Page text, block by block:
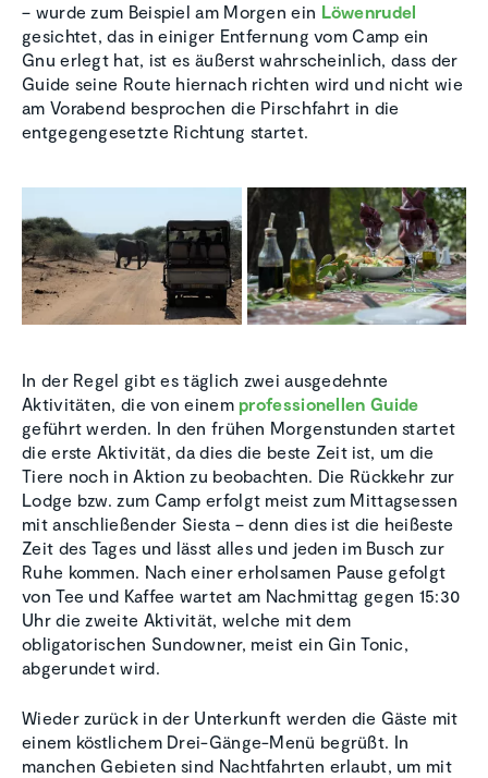
– wurde zum Beispiel am Morgen ein Löwenrudel
gesichtet, das in einiger Entfernung vom Camp ein
Gnu erlegt hat, ist es äußerst wahrscheinlich, dass der
Guide seine Route hiernach richten wird und nicht wie
am Vorabend besprochen die Pirschfahrt in die
entgegengesetzte Richtung startet.
In der Regel gibt es täglich zwei ausgedehnte
Aktivitäten, die von einem professionellen Guide
geführt werden. In den frühen Morgenstunden startet
die erste Aktivität, da dies die beste Zeit ist, um die
Tiere noch in Aktion zu beobachten. Die Rückkehr zur
Lodge bzw. zum Camp erfolgt meist zum Mittagsessen
mit anschließender Siesta – denn dies ist die heißeste
Zeit des Tages und lässt alles und jeden im Busch zur
Ruhe kommen. Nach einer erholsamen Pause gefolgt
von Tee und Kaffee wartet am Nachmittag gegen 15:30
Uhr die zweite Aktivität, welche mit dem
obligatorischen Sundowner, meist ein Gin Tonic,
abgerundet wird.
Wieder zurück in der Unterkunft werden die Gäste mit
einem köstlichem Drei-Gänge-Menü begrüßt. In
manchen Gebieten sind Nachtfahrten erlaubt, um mit